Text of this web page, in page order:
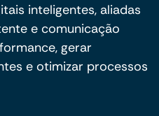
inteligentes, aliadas
e comunicação
gerar
e otimizar processos